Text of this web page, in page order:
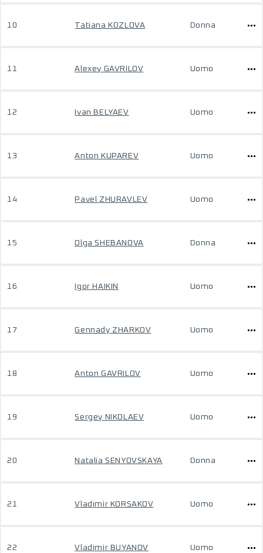
10 Tatiana KOZLOVA Donna
11 Alexey GAVRILOV Uomo
12 Ivan BELYAEV Uomo
13 Anton KUPAREV Uomo
14 Pavel ZHURAVLEV Uomo
15 Olga SHEBANOVA Donna
16 Igor HAIKIN Uomo
17 Gennady ZHARKOV Uomo
18 Anton GAVRILOV Uomo
19 Sergey NIKOLAEV Uomo
20 Natalia SENYOVSKAYA Donna
21 Vladimir KORSAKOV Uomo
22 Vladimir BUYANOV Uomo